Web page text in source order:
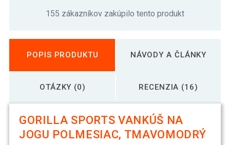
155 zákazníkov zakúpilo tento produkt
POPIS PRODUKTU NÁVODY A ČLÁNKY
OTÁZKY (0) RECENZIA (16)
GORILLA SPORTS VANKÚŠ NA
JOGU POLMESIAC, TMAVOMODRÝ